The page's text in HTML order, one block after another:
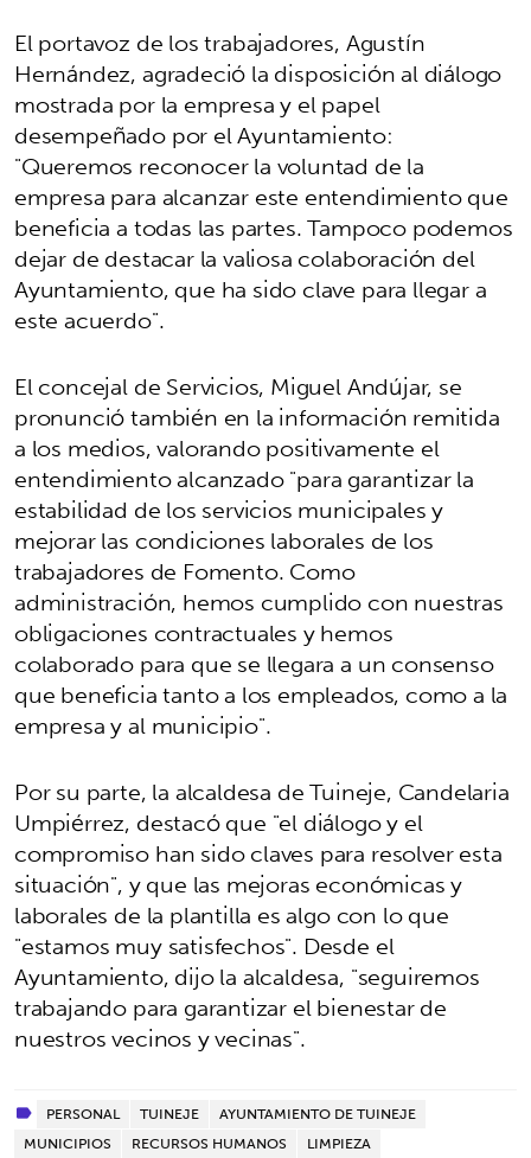
El portavoz de los trabajadores, Agustín
Hernández, agradeció la disposición al diálogo
mostrada por la empresa y el papel
desempeñado por el Ayuntamiento:
"Queremos reconocer la voluntad de la
empresa para alcanzar este entendimiento que
beneficia a todas las partes. Tampoco podemos
dejar de destacar la valiosa colaboración del
Ayuntamiento, que ha sido clave para llegar a
este acuerdo".
El concejal de Servicios, Miguel Andújar, se
pronunció también en la información remitida
a los medios, valorando positivamente el
entendimiento alcanzado "para garantizar la
estabilidad de los servicios municipales y
mejorar las condiciones laborales de los
trabajadores de Fomento. Como
administración, hemos cumplido con nuestras
obligaciones contractuales y hemos
colaborado para que se llegara a un consenso
que beneficia tanto a los empleados, como a la
empresa y al municipio".
Por su parte, la alcaldesa de Tuineje, Candelaria
Umpiérrez, destacó que "el diálogo y el
compromiso han sido claves para resolver esta
situación", y que las mejoras económicas y
laborales de la plantilla es algo con lo que
"estamos muy satisfechos". Desde el
Ayuntamiento, dijo la alcaldesa, "seguiremos
trabajando para garantizar el bienestar de
nuestros vecinos y vecinas".
PERSONAL TUINEJE
AYUNTAMIENTO DE TUINEJE
MUNICIPIOS
RECURSOS HUMANOS LIMPIEZA